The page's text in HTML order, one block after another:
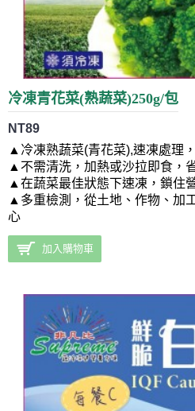
冷凍青花菜(熟蔬菜)250g/包
NT89
▲ 冷凍熟蔬菜(青花菜),速凍處理
▲不需清洗，加熱或沙拉即食，
▲在蔬菜最佳狀態下速凍，鎖住
▲多重檢測，從土地、作物、加
心
加入購物車